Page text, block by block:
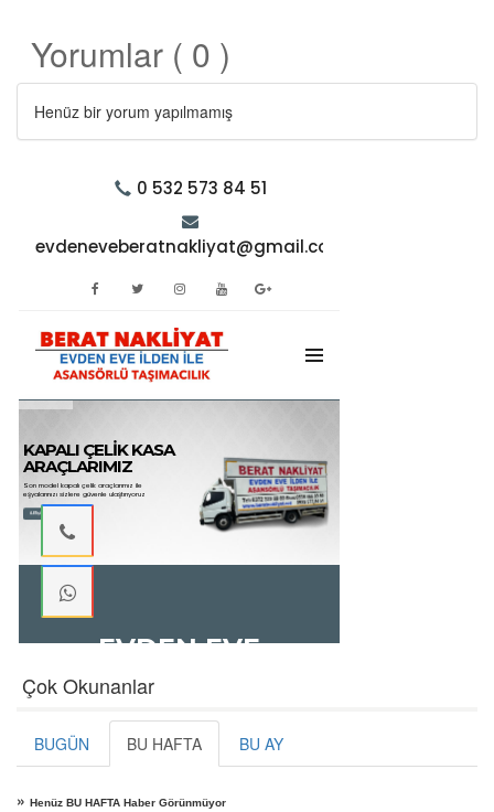
Yorumlar ( 0 )
Henüz bir yorum yapılmamış
Çok Okunanlar
BUGÜN BU HAFTA BU AY
» Henüz BU HAFTA Haber Görünmüyor